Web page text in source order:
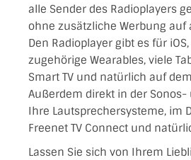
alle Sender des Radioplayers
ohne zusätzliche Werbung auf
Den Radioplayer gibt es für
zugehörige Wearables, viele
Smart TV und natürlich auf
Außerdem direkt in der Sonos-
Ihre Lautsprechersysteme, im
Freenet TV Connect und
Lassen Sie sich von Ihrem